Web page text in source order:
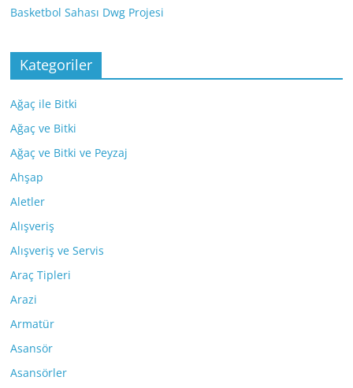
Basketbol Sahası Dwg Projesi
Kategoriler
Ağaç ile Bitki
Ağaç ve Bitki
Ağaç ve Bitki ve Peyzaj
Ahşap
Aletler
Alışveriş
Alışveriş ve Servis
Araç Tipleri
Arazi
Armatür
Asansör
Asansörler